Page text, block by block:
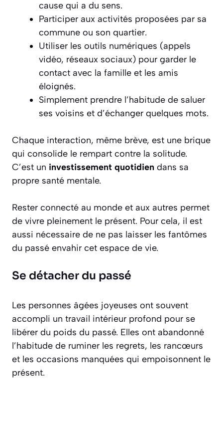
cause qui a du sens.
Participer aux activités proposées par sa
commune ou son quartier.
Utiliser les outils numériques (appels
vidéo, réseaux sociaux) pour garder le
contact avec la famille et les amis
éloignés.
Simplement prendre l’habitude de saluer
ses voisins et d’échanger quelques mots.
Chaque interaction, même brève, est une brique
qui consolide le rempart contre la solitude.
C’est un investissement quotidien dans sa
propre santé mentale.
Rester connecté au monde et aux autres permet
de vivre pleinement le présent. Pour cela, il est
aussi nécessaire de ne pas laisser les fantômes
du passé envahir cet espace de vie.
Se détacher du passé
Les personnes âgées joyeuses ont souvent
accompli un travail intérieur profond pour se
libérer du poids du passé. Elles ont abandonné
l’habitude de ruminer les regrets, les rancœurs
et les occasions manquées qui empoisonnent le
présent.